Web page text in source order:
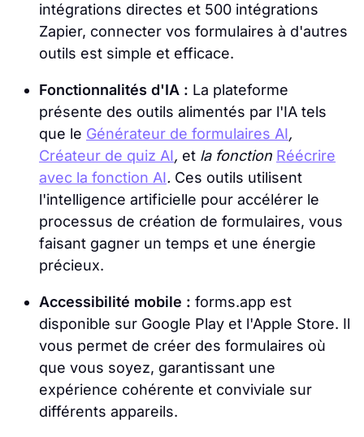
intégrations directes et 500 intégrations
Zapier, connecter vos formulaires à d'autres
outils est simple et efficace.
Fonctionnalités d'IA : La plateforme
présente des outils alimentés par l'IA tels
que le Générateur de formulaires AI,
Créateur de quiz AI, et la fonction Réécrire
avec la fonction AI. Ces outils utilisent
l'intelligence artificielle pour accélérer le
processus de création de formulaires, vous
faisant gagner un temps et une énergie
précieux.
Accessibilité mobile : forms.app est
disponible sur Google Play et l'Apple Store. Il
vous permet de créer des formulaires où
que vous soyez, garantissant une
expérience cohérente et conviviale sur
différents appareils.